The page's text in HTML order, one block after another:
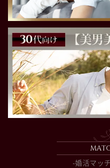
-婚活マッ